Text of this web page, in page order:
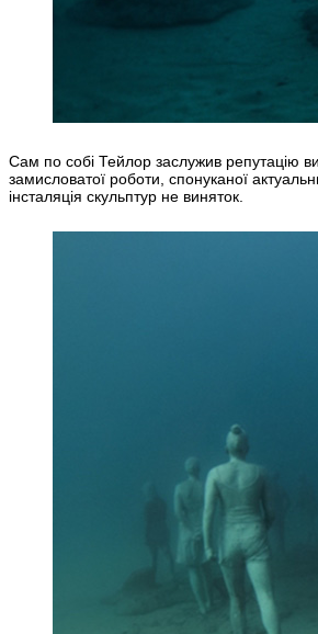
Сам по собі Тейлор заслужив репутацію
замисловатої роботи, спонуканої
інсталяція скульптур не виняток.